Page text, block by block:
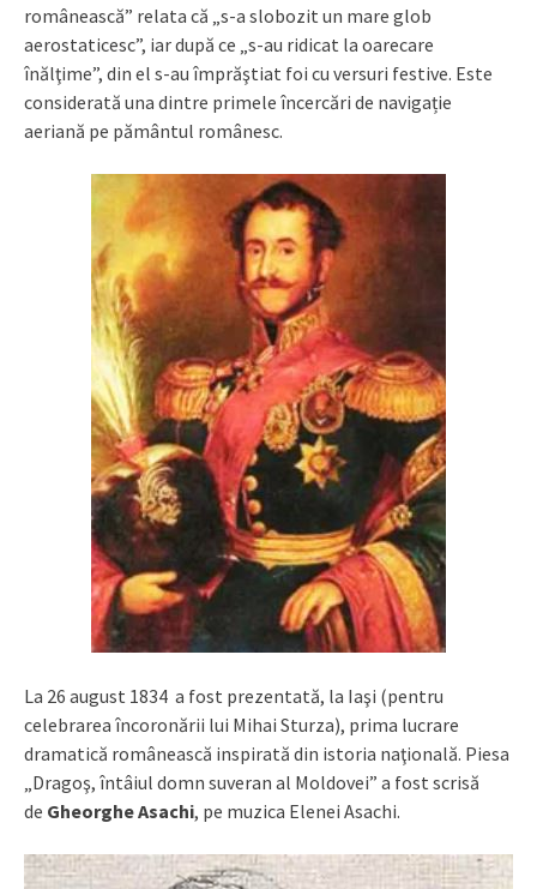
românească” relata că „s-a slobozit un mare glob
aerostaticesc”, iar după ce „s-au ridicat la oarecare
înălţime”, din el s-au împrăştiat foi cu versuri festive. Este
considerată una dintre primele încercări de navigație
aeriană pe pământul românesc.
La 26 august 1834 a fost prezentată, la Iaşi (pentru
celebrarea încoronării lui Mihai Sturza), prima lucrare
dramatică românească inspirată din istoria naţională. Piesa
„Dragoş, întâiul domn suveran al Moldovei” a fost scrisă
de Gheorghe Asachi, pe muzica Elenei Asachi.